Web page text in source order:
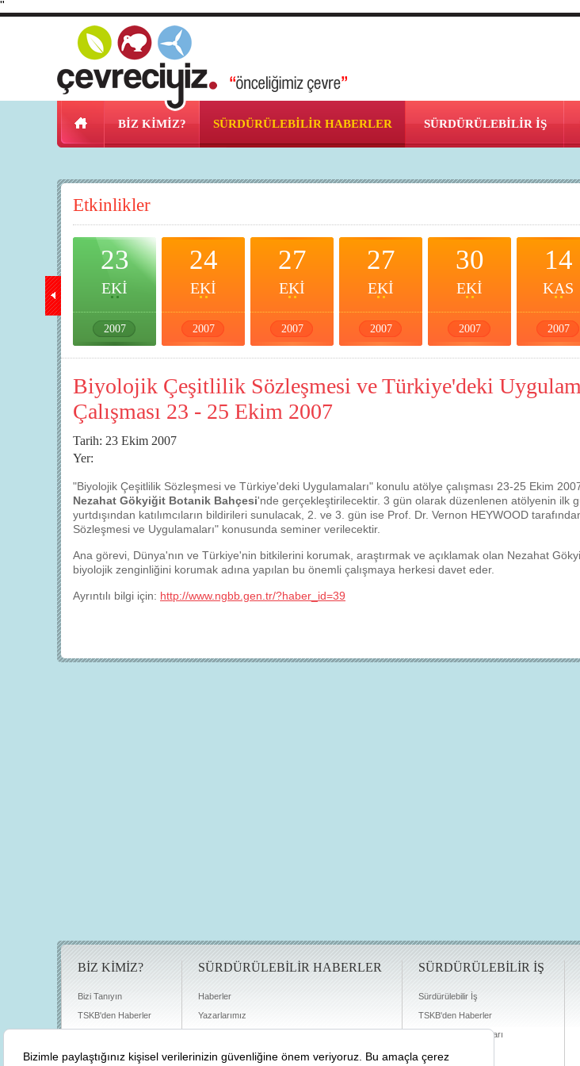
"
BİZ KİMİZ? SÜRDÜRÜLEBİLİR HABERLER SÜRDÜRÜLEBİLİR İŞ
Etkinlikler
23
EKİ
2007
24
EKİ
2007
27
EKİ
2007
27
EKİ
2007
30
EKİ
2007
14
KAS
2007
Biyolojik Çeşitlilik Sözleşmesi ve Türkiye'deki
Çalışması 23 - 25 Ekim 2007
Tarih: 23 Ekim 2007
Yer:
"Biyolojik Çeşitlilik Sözleşmesi ve Türkiye'deki Uygulamaları" konulu atölye çalışması 23-25 Ekim
Nezahat Gökyiğit Botanik Bahçesi'nde gerçekleştirilecektir. 3 gün olarak düzenlenen atölyenin ilk
yurtdışından katılımcıların bildirileri sunulacak, 2. ve 3. gün ise Prof. Dr. Vernon HEYWOOD
Sözleşmesi ve Uygulamaları" konusunda seminer verilecektir.
Ana görevi, Dünya'nın ve Türkiye'nin bitkilerini korumak, araştırmak ve açıklamak olan Nezahat
biyolojik zenginliğini korumak adına yapılan bu önemli çalışmaya herkesi davet eder.
Ayrıntılı bilgi için: http://www.ngbb.gen.tr/?haber_id=39
BİZ KİMİZ?
Bizi Tanıyın
TSKB'den Haberler
Basın Odası
SÜRDÜRÜLEBİLİR HABERLER
Haberler
Yazarlarımız
Sürdürülebilirlik Kütüphanesi
SÜRDÜRÜLEBİLİR İŞ
Sürdürülebilir İş
TSKB'den Haberler
Finansman Olanakları